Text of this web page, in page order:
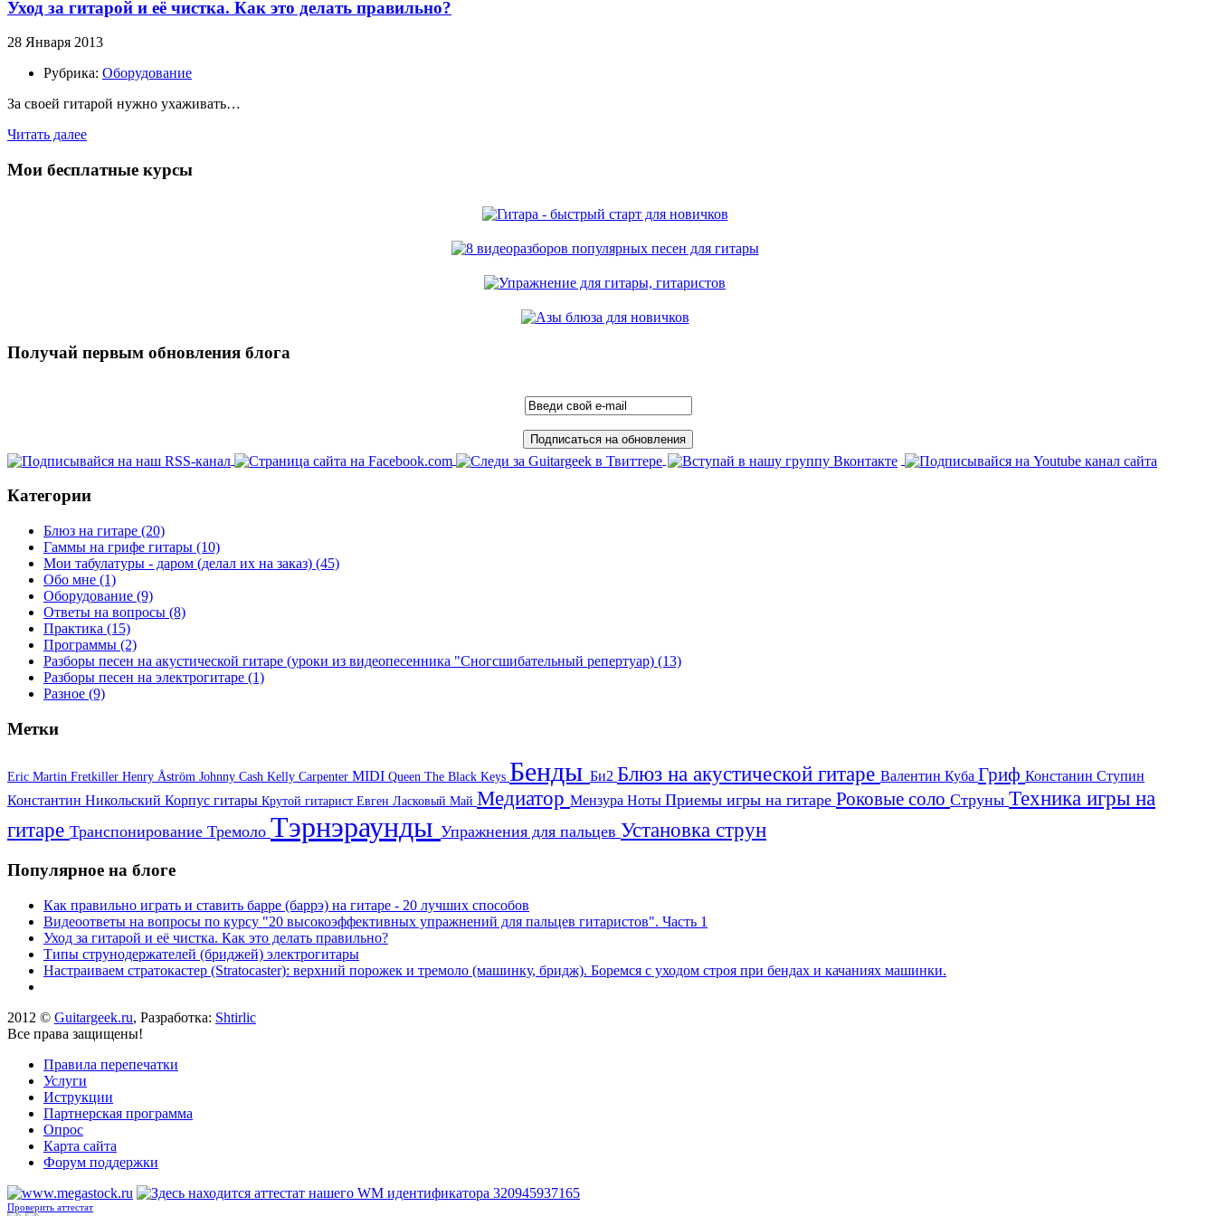
Уход за гитарой и её чистка. Как это делать правильно?
28 Января 2013
Рубрика: Оборудование
За своей гитарой нужно ухаживать…
Читать далее
Мои бесплатные курсы
Получай первым обновления блога
Категории
Блюз на гитаре (20)
Гаммы на грифе гитары (10)
Мои табулатуры - даром (делал их на заказ) (45)
Обо мне (1)
Оборудование (9)
Ответы на вопросы (8)
Практика (15)
Программы (2)
Разборы песен на акустической гитаре (уроки из видеопесенника "Сногсшибательный репертуар) (13)
Разборы песен на электрогитаре (1)
Разное (9)
Метки
Eric Martin Fretkiller Henry Åström Johnny Cash Kelly Carpenter MIDI Queen The Black Keys Бенды Би2 Блюз на акустической гитаре Валентин Куба Гриф Констанин Ступин
Константин Никольский Корпус гитары Крутой гитарист Евген Ласковый Май Медиатор Мензура Ноты Приемы игры на гитаре Роковые соло Струны Техника игры на
гитаре Транспонирование Тремоло Тэрнэраунды Упражнения для пальцев Установка струн
Популярное на блоге
Как правильно играть и ставить барре (баррэ) на гитаре - 20 лучших способов
Видеоответы на вопросы по курсу "20 высокоэффективных упражнений для пальцев гитаристов". Часть 1
Уход за гитарой и её чистка. Как это делать правильно?
Типы струнодержателей (бриджей) электрогитары
Настраиваем стратокастер (Stratocaster): верхний порожек и тремоло (машинку, бридж). Боремся с уходом строя при бендах и качаниях машинки.
2012 © Guitargeek.ru, Разработка: Shtirlic
Все права защищены!
Правила перепечатки
Услуги
Иструкции
Партнерская программа
Опрос
Карта сайта
Форум поддержки
Проверить аттестат